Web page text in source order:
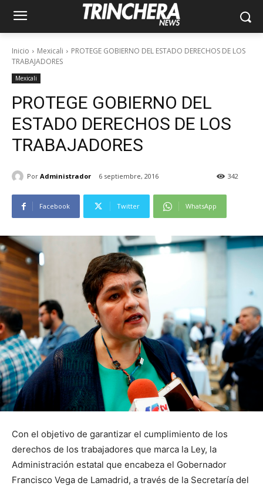
Inicio Mexicali
PROTEGE GOBIERNO DEL ESTADO DERECHOS DE LOS
TRABAJADORES
Mexicali
PROTEGE GOBIERNO DEL
ESTADO DERECHOS DE LOS
TRABAJADORES
Por Administrador 6 septiembre, 2016 342
Facebook Twitter WhatsApp
Con el objetivo de garantizar el cumplimiento de los
derechos de los trabajadores que marca la Ley, la
Administración estatal que encabeza el Gobernador
Francisco Vega de Lamadrid, a través de la Secretaría del